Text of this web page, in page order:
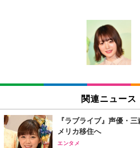
[EdoErgo] オフィスチェア
い 跳ね上げ式アームレスト
キング pc 事務椅子 360度回
ン樹脂ベース 通気性メッシ
(黒網+黒枠+黒足)
SIHOO B100 オフィスチェ
ュチェア 人間工学 疲れない
￥27,999
Sezlife オフィスチェア デス
EIZO ビジネス向けプレミア
EV3240X-WT | 31.5型4K
￥105,595
EIZO ビジネス向けプレミア
￥109,572
【純正品】27"ゲーミングモ
Amazonベーシック ペット
回使い捨て 無香料 ホワイト
Amazonベーシック ペット
x2袋(84枚) ホワイト(吸収面:
￥3,234
ネオ・ルーライフ ネオ・オ
関連ニュース
『ラブライブ』声優・
メリカ移住へ
エンタメ